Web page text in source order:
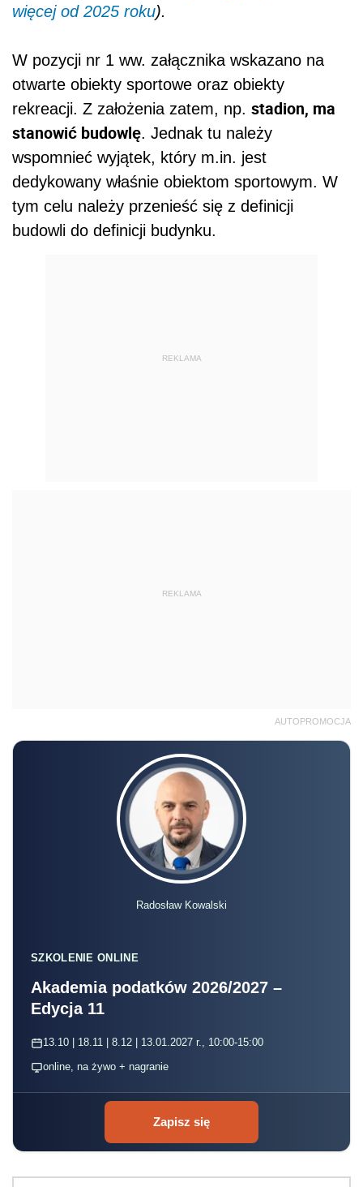
więcej od 2025 roku).
W pozycji nr 1 ww. załącznika wskazano na
otwarte obiekty sportowe oraz obiekty
rekreacji. Z założenia zatem, np. stadion, ma
stanowić budowlę. Jednak tu należy
wspomnieć wyjątek, który m.in. jest
dedykowany właśnie obiektom sportowym. W
tym celu należy przenieść się z definicji
budowli do definicji budynku.
REKLAMA
REKLAMA
AUTOPROMOCJA
Radosław Kowalski
SZKOLENIE ONLINE
Akademia podatków 2026/2027 –
Edycja 11
13.10 | 18.11 | 8.12 | 13.01.2027 r., 10:00-15:00
online, na żywo + nagranie
Zapisz się